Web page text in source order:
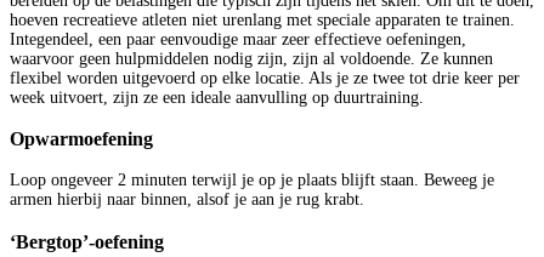
hoeven recreatieve atleten niet urenlang met speciale apparaten te trainen.
Integendeel, een paar eenvoudige maar zeer effectieve oefeningen,
waarvoor geen hulpmiddelen nodig zijn, zijn al voldoende. Ze kunnen
flexibel worden uitgevoerd op elke locatie. Als je ze twee tot drie keer per
week uitvoert, zijn ze een ideale aanvulling op duurtraining.
Opwarmoefening
Loop ongeveer 2 minuten terwijl je op je plaats blijft staan. Beweeg je
armen hierbij naar binnen, alsof je aan je rug krabt.
‘Bergtop’-oefening